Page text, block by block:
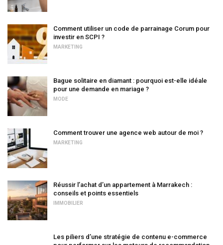
Comment utiliser un code de parrainage Corum pour
investir en SCPI ?
MARKETING
Bague solitaire en diamant : pourquoi est-elle idéale
pour une demande en mariage ?
MODE
Comment trouver une agence web autour de moi ?
MARKETING
Réussir l’achat d’un appartement à Marrakech :
conseils et points essentiels
IMMOBILIER
Les piliers d’une stratégie de contenu e-commerce